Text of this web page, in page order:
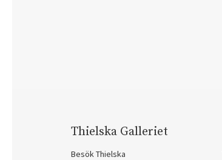
Thielska Galleriet
Besök Thielska